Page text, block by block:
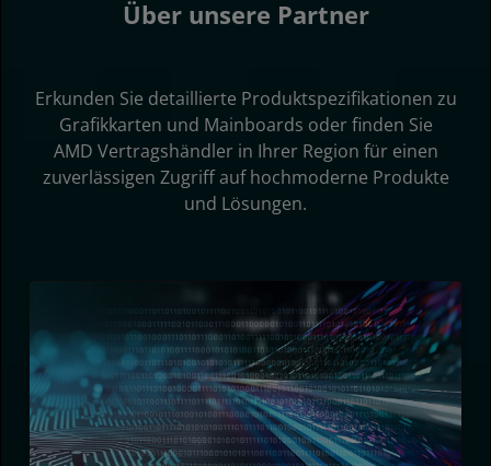
Über unsere Partner
Erkunden Sie detaillierte Produktspezifikationen zu
Grafikkarten und Mainboards oder finden Sie
AMD Vertragshändler in Ihrer Region für einen
zuverlässigen Zugriff auf hochmoderne Produkte
und Lösungen.